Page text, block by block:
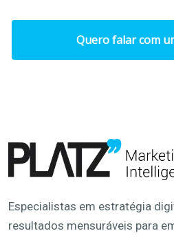
Quero falar com
Especialistas em estratégia
resultados mensuráveis para